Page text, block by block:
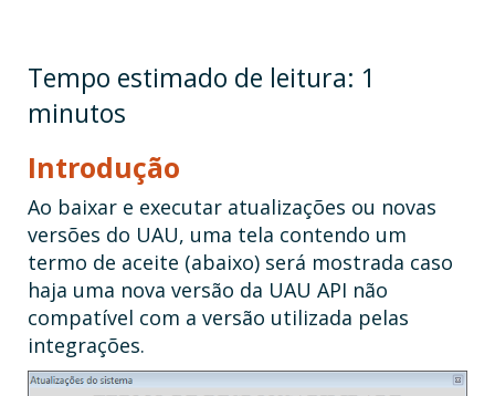
Introdução
Ao baixar e executar atualizações ou novas
versões do UAU, uma tela contendo um
termo de aceite (abaixo) será mostrada caso
haja uma nova versão da UAU API não
compatível com a versão utilizada pelas
integrações.